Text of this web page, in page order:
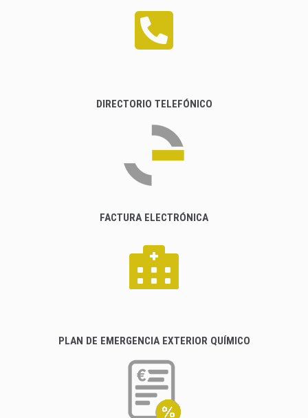
DIRECTORIO TELEFÓNICO
FACTURA ELECTRÓNICA
PLAN DE EMERGENCIA EXTERIOR QUÍMICO